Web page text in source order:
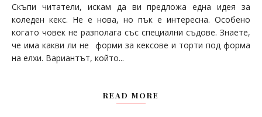
Скъпи читатели, искам да ви предложа една идея за
коледен кекс. Не е нова, но пък е интересна. Особено
когато човек не разполага със специални съдове. Знаете,
че има какви ли не форми за кексове и торти под форма
на елхи. Вариантът, който...
READ MORE